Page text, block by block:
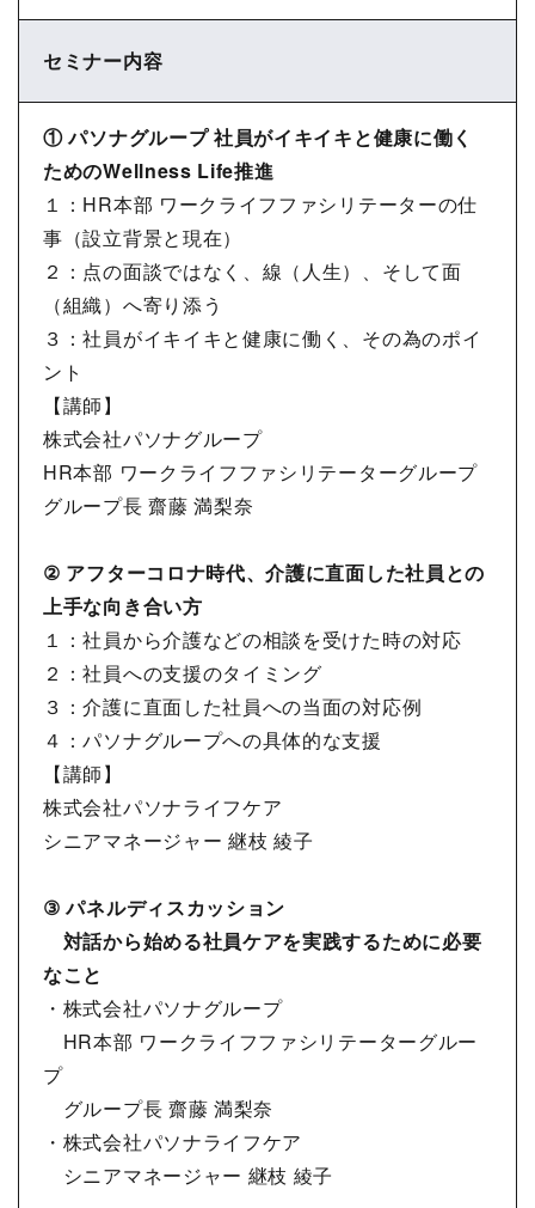
セミナー内容
① パソナグループ 社員がイキイキと健康に働く
ためのWellness Life推進
１：HR本部 ワークライフファシリテーターの仕
事（設立背景と現在）
２：点の面談ではなく、線（人生）、そして面
（組織）へ寄り添う
３：社員がイキイキと健康に働く、その為のポイ
ント
【講師】
株式会社パソナグループ
HR本部 ワークライフファシリテーターグループ
グループ長 齋藤 満梨奈
② アフターコロナ時代、介護に直面した社員との
上手な向き合い方
１：社員から介護などの相談を受けた時の対応
２：社員への支援のタイミング
３：介護に直面した社員への当面の対応例
４：パソナグループへの具体的な支援
【講師】
株式会社パソナライフケア
シニアマネージャー 継枝 綾子
③ パネルディスカッション
対話から始める社員ケアを実践するために必要
なこと
・株式会社パソナグループ
HR本部 ワークライフファシリテーターグルー
プ
グループ長 齋藤 満梨奈
・株式会社パソナライフケア
シニアマネージャー 継枝 綾子